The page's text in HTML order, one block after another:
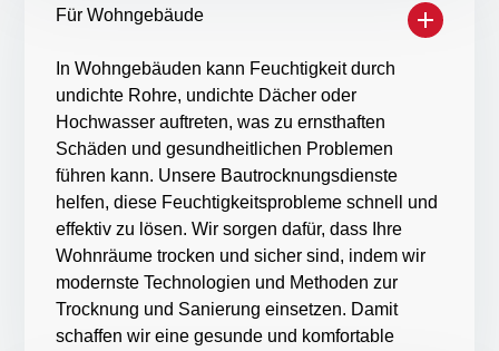
Für Wohngebäude
In Wohngebäuden kann Feuchtigkeit durch
undichte Rohre, undichte Dächer oder
Hochwasser auftreten, was zu ernsthaften
Schäden und gesundheitlichen Problemen
führen kann. Unsere Bautrocknungsdienste
helfen, diese Feuchtigkeitsprobleme schnell und
effektiv zu lösen. Wir sorgen dafür, dass Ihre
Wohnräume trocken und sicher sind, indem wir
modernste Technologien und Methoden zur
Trocknung und Sanierung einsetzen. Damit
schaffen wir eine gesunde und komfortable